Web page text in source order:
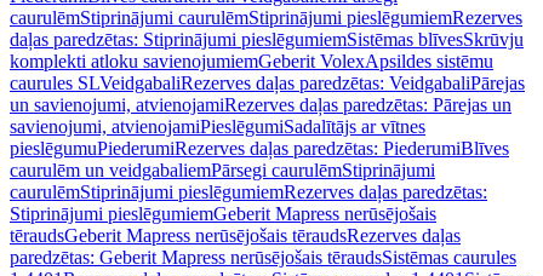
caurulēmStiprinājumi caurulēmStiprinājumi pieslēgumiemRezerves
daļas paredzētas: Stiprinājumi pieslēgumiemSistēmas blīvesSkrūvju
komplekti atloku savienojumiemGeberit VolexApsildes sistēmu
caurules SLVeidgabaliRezerves daļas paredzētas: VeidgabaliPārejas
un savienojumi, atvienojamiRezerves daļas paredzētas: Pārejas un
savienojumi, atvienojamiPieslēgumiSadalītājs ar vītnes
pieslēgumuPiederumiRezerves daļas paredzētas: PiederumiBlīves
caurulēm un veidgabaliemPārsegi caurulēmStiprinājumi
caurulēmStiprinājumi pieslēgumiemRezerves daļas paredzētas:
Stiprinājumi pieslēgumiemGeberit Mapress nerūsējošais
tēraudsGeberit Mapress nerūsējošais tēraudsRezerves daļas
paredzētas: Geberit Mapress nerūsējošais tēraudsSistēmas caurules